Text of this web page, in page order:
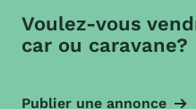
Voulez-vous
car ou caravane?
Publier une annonce